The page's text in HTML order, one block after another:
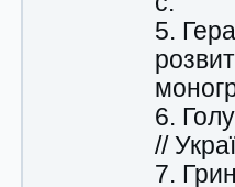
5.
6.
//
7.